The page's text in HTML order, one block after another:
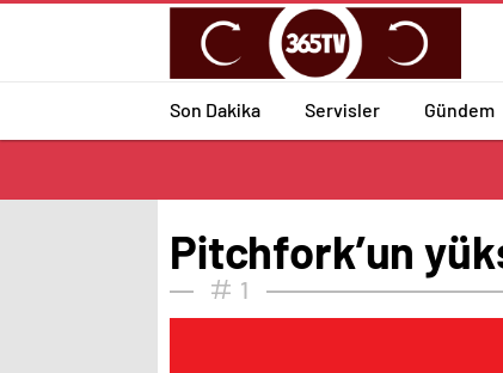
Son Dakika Servisler Gündem
Pitchfork’un
1